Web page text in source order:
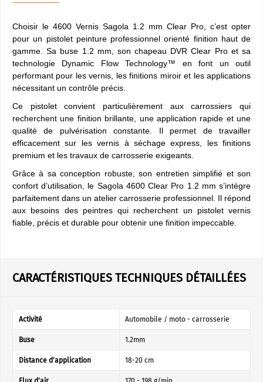
Choisir le 4600 Vernis Sagola 1.2 mm Clear Pro, c’est opter
pour un pistolet peinture professionnel orienté finition haut de
gamme. Sa buse 1.2 mm, son chapeau DVR Clear Pro et sa
technologie Dynamic Flow Technology™ en font un outil
performant pour les vernis, les finitions miroir et les applications
nécessitant un contrôle précis.
Ce pistolet convient particulièrement aux carrossiers qui
recherchent une finition brillante, une application rapide et une
qualité de pulvérisation constante. Il permet de travailler
efficacement sur les vernis à séchage express, les finitions
premium et les travaux de carrosserie exigeants.
Grâce à sa conception robuste, son entretien simplifié et son
confort d’utilisation, le Sagola 4600 Clear Pro 1.2 mm s’intègre
parfaitement dans un atelier carrosserie professionnel. Il répond
aux besoins des peintres qui recherchent un pistolet vernis
fiable, précis et durable pour obtenir une finition impeccable.
CARACTÉRISTIQUES TECHNIQUES DÉTAILLÉES
Activité Automobile / moto - carrosserie
Buse 1.2mm
Distance d'application 18-20 cm